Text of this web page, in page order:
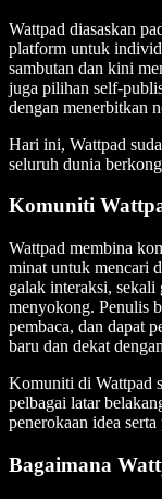
Wattpad diasaskan
platform untuk
sambutan dan kini
juga pilihan self-
dengan menerbitkan
Hari ini, Wattpad
seluruh dunia
Komuniti
Wattpad membina
minat untuk mencari
galak interaksi, sekali
menyokong. Penulis
pembaca, dan dapat
baru dan dekat
Komuniti di Wattpad
pelbagai latar
penerokaan idea
Bagaimana